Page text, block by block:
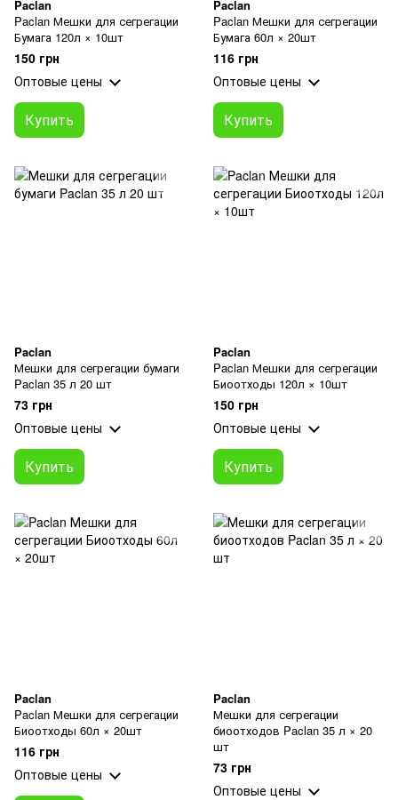
Paclan
Paclan Мешки для сегрегации
Бумага 120л × 10шт
150 грн
Оптовые цены
Купить
Paclan
Paclan Мешки для сегрегации
Бумага 60л × 20шт
116 грн
Оптовые цены
Купить
Paclan
Мешки для сегрегации бумаги
Paclan 35 л 20 шт
73 грн
Оптовые цены
Купить
Paclan
Paclan Мешки для сегрегации
Биоотходы 120л × 10шт
150 грн
Оптовые цены
Купить
Paclan
Paclan Мешки для сегрегации
Биоотходы 60л × 20шт
116 грн
Оптовые цены
Paclan
Мешки для сегрегации
биоотходов Paclan 35 л × 20
шт
73 грн
Оптовые цены